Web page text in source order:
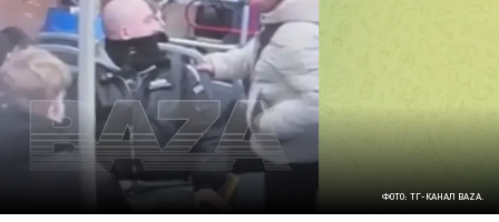
ФОТО: ТГ-КАНАЛ BAZA.